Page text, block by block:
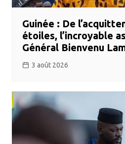
Guinée : De
étoiles, l’incroyable
Général Bienvenu
3 août 2026